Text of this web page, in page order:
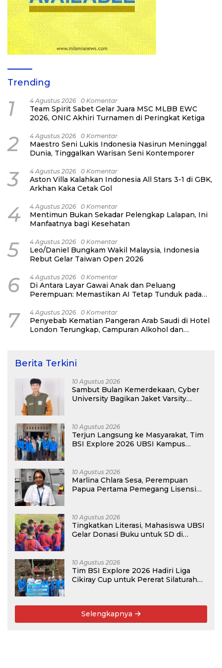
Trending
1 4 Agustus 2026 0 Komentar
Team Spirit Sabet Gelar Juara MSC MLBB EWC
2026, ONIC Akhiri Turnamen di Peringkat Ketiga
2 4 Agustus 2026 0 Komentar
Maestro Seni Lukis Indonesia Nasirun Meninggal
Dunia, Tinggalkan Warisan Seni Kontemporer
3 4 Agustus 2026 0 Komentar
Aston Villa Kalahkan Indonesia All Stars 3-1 di GBK,
Arkhan Kaka Cetak Gol
4 4 Agustus 2026 0 Komentar
Mentimun Bukan Sekadar Pelengkap Lalapan, Ini
Manfaatnya bagi Kesehatan
5 4 Agustus 2026 0 Komentar
Leo/Daniel Bungkam Wakil Malaysia, Indonesia
Rebut Gelar Taiwan Open 2026
6 4 Agustus 2026 0 Komentar
Di Antara Layar Gawai Anak dan Peluang
Perempuan: Memastikan AI Tetap Tunduk pada
7 4 Agustus 2026 0 Komentar
Penyebab Kematian Pangeran Arab Saudi di Hotel
London Terungkap, Campuran Alkohol dan
Berita Terkini
10 Agustus 2026
Sambut Bulan Kemerdekaan, Cyber
University Bagikan Jaket Varsity
10 Agustus 2026
Terjun Langsung ke Masyarakat, Tim
BSI Explore 2026 UBSI Kampus
10 Agustus 2026
Marlina Chlara Sesa, Perempuan
Papua Pertama Pemegang Lisensi
10 Agustus 2026
Tingkatkan Literasi, Mahasiswa UBSI
Gelar Donasi Buku untuk SD di
10 Agustus 2026
Tim BSI Explore 2026 Hadiri Liga
Cikiray Cup untuk Pererat Silaturahmi
Selengkapnya